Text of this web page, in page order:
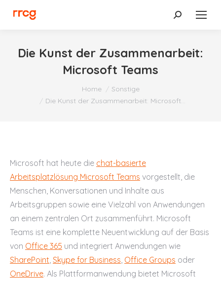
Search:
Die Kunst der Zusammenarbeit:
Microsoft Teams
Home
Sonstige
Die Kunst der Zusammenarbeit: Microsoft…
Microsoft hat heute die chat-basierte
Arbeitsplatzlösung Microsoft Teams vorgestellt, die
Menschen, Konversationen und Inhalte aus
Arbeitsgruppen sowie eine Vielzahl von Anwendungen
an einem zentralen Ort zusammenführt. Microsoft
Teams ist eine komplette Neuentwicklung auf der Basis
von Office 365 und integriert Anwendungen wie
SharePoint, Skype for Business, Office Groups oder
OneDrive. Als Plattformanwendung bietet Microsoft